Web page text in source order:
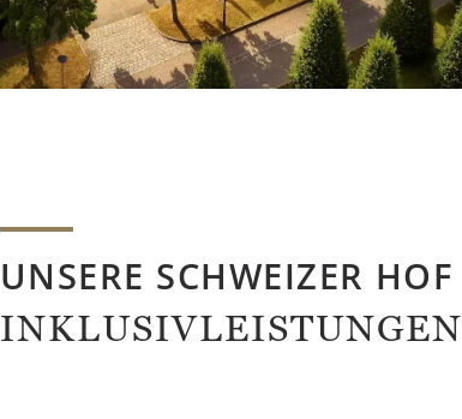
UNSERE SCHWEIZER HOF
INKLUSIVLEISTUNGEN